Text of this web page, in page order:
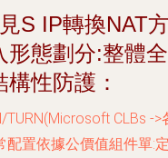
S IP轉換NAT
形態劃分:整體全
性防護：
CLBs ->
配置依據公價值組件單: